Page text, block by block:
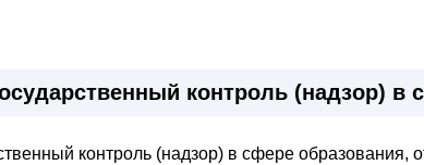
контроль (надзор) в
контроль (надзор) в сфере образования,